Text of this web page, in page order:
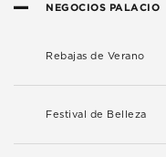
NEGOCIOS PALACIO
Rebajas de Verano
Festival de Belleza